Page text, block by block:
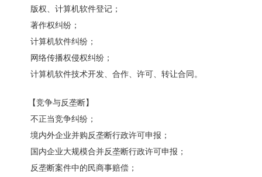
版权、计算机软件登记；
著作权纠纷；
计算机软件纠纷；
网络传播权侵权纠纷；
计算机软件技术开发、合作、许可、转让合同。
【竞争与反垄断】
不正当竞争纠纷；
境内外企业并购反垄断行政许可申报；
国内企业大规模合并反垄断行政许可申报；
反垄断案件中的民商事赔偿；